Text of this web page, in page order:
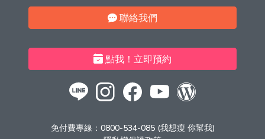
聯絡我們
點我！立即預約
免付費專線： 0800-534-085 (我想瘦 你幫我)